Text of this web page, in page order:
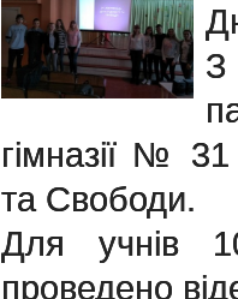
гімназії № 31
та Свободи.
Для учнів
проведено